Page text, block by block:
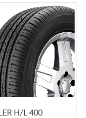
H/L 400